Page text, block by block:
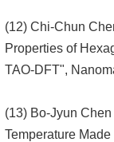
(12) Chi-Chun
Properties of
TAO-DFT",
(13) Bo-Jyun
Temperature